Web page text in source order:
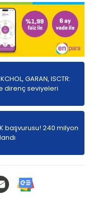
GARAN, ISCTR:
direnç seviyeleri
başvurusu! 240 milyon